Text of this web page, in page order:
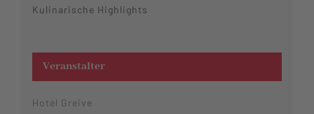
Kulinarische Highlights
Veranstalter
Hotel Greive